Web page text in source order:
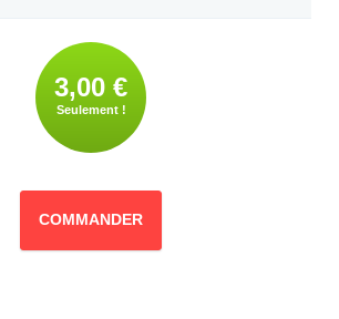
3,00 €
Seulement !
COMMANDER